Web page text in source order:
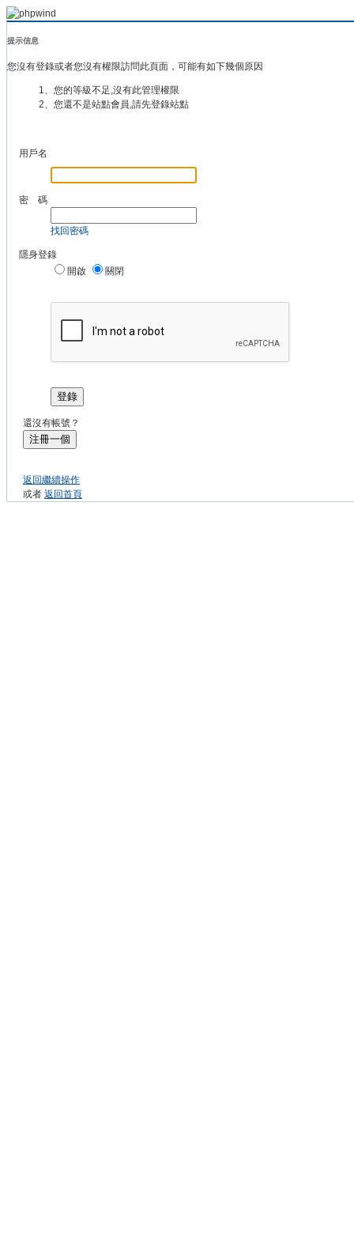
提示信息
您沒有登錄或者您沒有權限訪問此頁面，可能有如下幾個原因
1、您的等級不足,沒有此管理權限
2、您還不是站點會員,請先登錄站點
用戶名
密 碼
找回密碼
隱身登錄
開啟
關閉
登錄
還沒有帳號？
注冊一個
返回繼續操作
或者 返回首頁